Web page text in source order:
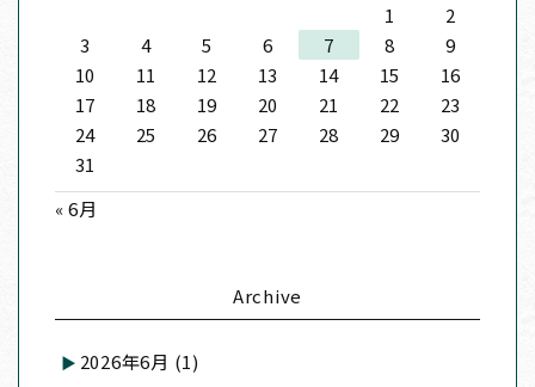
1
2
3
4 5 6 7 8
9
10
11 12 13 14 15
16
17
18 19 20 21 22
23
24
25 26 27 28 29
30
31
« 6月
Archive
2026年6月 (1)